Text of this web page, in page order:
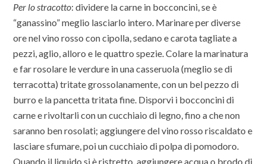
Per lo stracotto: dividere la carne in bocconcini, se è
“ganassino” meglio lasciarlo intero. Marinare per diverse
ore nel vino rosso con cipolla, sedano e carota tagliate a
pezzi, aglio, alloro e le quattro spezie. Colare la marinatura
e far rosolare le verdure in una casseruola (meglio se di
terracotta) tritate grossolanamente, con un bel pezzo di
burro e la pancetta tritata fine. Disporvi i bocconcini di
carne e rivoltarli con un cucchiaio di legno, fino a che non
saranno ben rosolati; aggiungere del vino rosso riscaldato e
lasciare sfumare, poi un cucchiaio di polpa di pomodoro.
Quando il liquido si è ristretto, aggiungere acqua o brodo di